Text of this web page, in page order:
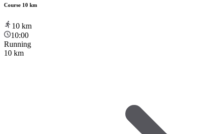
Course 10 km
10 km
10:00
Running
10 km